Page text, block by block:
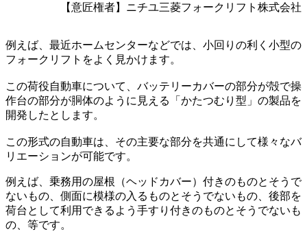
【意匠権者】ニチユ三菱フォークリフト株式会社
例えば、最近ホームセンターなどでは、小回りの利く小型の
フォークリフトをよく見かけます。
この荷役自動車について、バッテリーカバーの部分が殻で操
作台の部分が胴体のように見える「かたつむり型」の製品を
開発したとします。
この形式の自動車は、その主要な部分を共通にして様々なバ
リエーションが可能です。
例えば、乗務用の屋根（ヘッドカバー）付きのものとそうで
ないもの、側面に模様の入るものとそうでないもの、後部を
荷台として利用できるよう手すり付きのものとそうでないも
の、等です。